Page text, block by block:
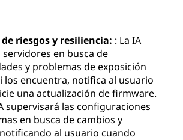
riesgos y resiliencia: : La IA
servidores en busca de
y problemas de exposición
los encuentra, notifica al usuario
una actualización de firmware.
supervisará las configuraciones
en busca de cambios y
al usuario cuando